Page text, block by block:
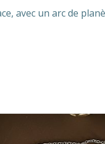
avec un arc de